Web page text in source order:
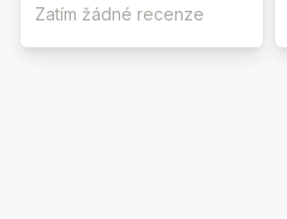
Zatím žádné recenze